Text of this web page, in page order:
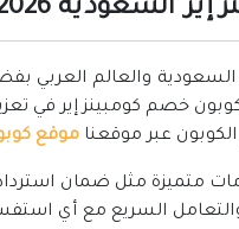
السعودية 2026
والعالم العربي
خصم كومبينز إير في
موقع
متميزة مثل ضمان
والتعامل السريع مع أي